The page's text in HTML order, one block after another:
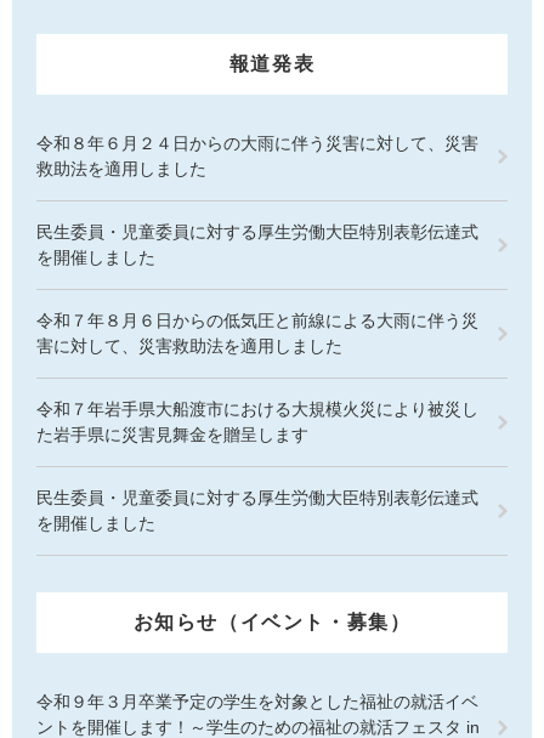
報道発表
令和８年６月２４日からの大雨に伴う災害に対して、災害
救助法を適用しました
民生委員・児童委員に対する厚生労働大臣特別表彰伝達式
を開催しました
令和７年８月６日からの低気圧と前線による大雨に伴う災
害に対して、災害救助法を適用しました
令和７年岩手県大船渡市における大規模火災により被災し
た岩手県に災害見舞金を贈呈します
民生委員・児童委員に対する厚生労働大臣特別表彰伝達式
を開催しました
お知らせ（イベント・募集）
令和９年３月卒業予定の学生を対象とした福祉の就活イベ
ントを開催します！～学生のための福祉の就活フェスタ in